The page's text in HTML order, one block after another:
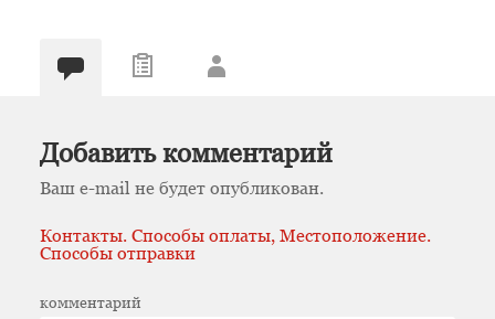
Добавить комментарий
Ваш e-mail не будет опубликован.
Контакты. Способы оплаты, Местоположение.
Способы отправки
комментарий